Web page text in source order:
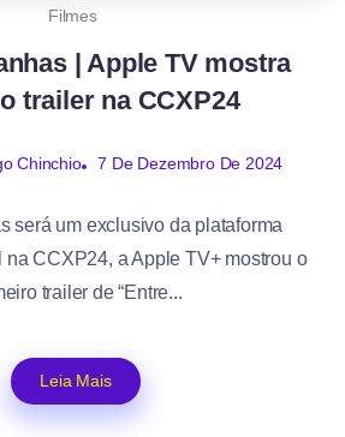
Filmes
| Apple TV mostra
trailer na CCXP24
Chinchio 7 De Dezembro De 2024
será um exclusivo da plataforma
na CCXP24, a Apple TV+ mostrou o
trailer de “Entre...
Leia Mais